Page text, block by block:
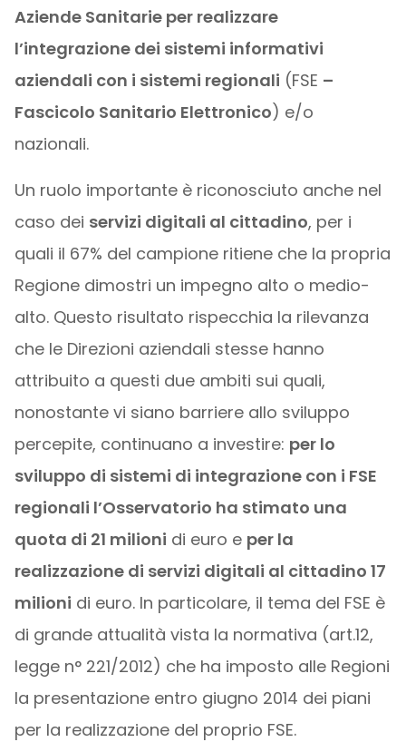
Aziende Sanitarie per realizzare
l’integrazione dei sistemi informativi
aziendali con i sistemi regionali (FSE –
Fascicolo Sanitario Elettronico) e/o
nazionali.
Un ruolo importante è riconosciuto anche nel
caso dei servizi digitali al cittadino, per i
quali il 67% del campione ritiene che la propria
Regione dimostri un impegno alto o medio-
alto. Questo risultato rispecchia la rilevanza
che le Direzioni aziendali stesse hanno
attribuito a questi due ambiti sui quali,
nonostante vi siano barriere allo sviluppo
percepite, continuano a investire: per lo
sviluppo di sistemi di integrazione con i FSE
regionali l’Osservatorio ha stimato una
quota di 21 milioni di euro e per la
realizzazione di servizi digitali al cittadino 17
milioni di euro. In particolare, il tema del FSE è
di grande attualità vista la normativa (art.12,
legge n° 221/2012) che ha imposto alle Regioni
la presentazione entro giugno 2014 dei piani
per la realizzazione del proprio FSE.